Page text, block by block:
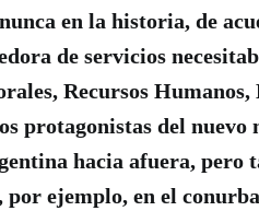
en la historia, de
de servicios
Recursos Humanos,
protagonistas del nuevo
hacia afuera, pero
ejemplo, en el